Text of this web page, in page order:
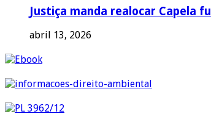
Justiça manda realocar Capela
abril 13, 2026